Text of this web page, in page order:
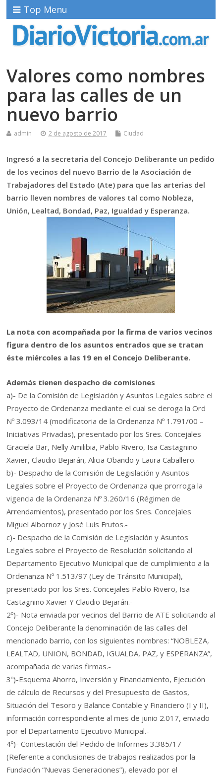
Top Menu
Valores como nombres
para las calles de un
nuevo barrio
admin 2 de agosto de 2017 Ciudad
Ingresó a la secretaria del Concejo Deliberante un pedido
de los vecinos del nuevo Barrio de la Asociación de
Trabajadores del Estado (Ate) para que las arterias del
barrio lleven nombres de valores tal como Nobleza,
Unión, Lealtad, Bondad, Paz, Igualdad y Esperanza.
La nota con acompañada por la firma de varios vecinos
figura dentro de los asuntos entrados que se tratan
éste miércoles a las 19 en el Concejo Deliberante.
Además tienen despacho de comisiones
a)- De la Comisión de Legislación y Asuntos Legales sobre el
Proyecto de Ordenanza mediante el cual se deroga la Ord
Nº 3.093/14 (modificatoria de la Ordenanza Nº 1.791/00 –
Iniciativas Privadas), presentado por los Sres. Concejales
Graciela Bar, Nelly Amilibia, Pablo Rivero, Isa Castagnino
Xavier, Claudio Bejarán, Alicia Obando y Laura Caballero.-
b)- Despacho de la Comisión de Legislación y Asuntos
Legales sobre el Proyecto de Ordenanza que prorroga la
vigencia de la Ordenanza Nº 3.260/16 (Régimen de
Arrendamientos), presentado por los Sres. Concejales
Miguel Albornoz y José Luis Frutos.-
c)- Despacho de la Comisión de Legislación y Asuntos
Legales sobre el Proyecto de Resolución solicitando al
Departamento Ejecutivo Municipal que de cumplimiento a la
Ordenanza Nº 1.513/97 (Ley de Tránsito Municipal),
presentado por los Sres. Concejales Pablo Rivero, Isa
Castagnino Xavier Y Claudio Bejarán.-
2º)- Nota enviada por vecinos del Barrio de ATE solicitando al
Concejo Deliberante la denominación de las calles del
mencionado barrio, con los siguientes nombres: “NOBLEZA,
LEALTAD, UNION, BONDAD, IGUALDA, PAZ, y ESPERANZA”,
acompañada de varias firmas.-
3º)-Esquema Ahorro, Inversión y Financiamiento, Ejecución
de cálculo de Recursos y del Presupuesto de Gastos,
Situación del Tesoro y Balance Contable y Financiero (I y II),
información correspondiente al mes de junio 2.017, enviado
por el Departamento Ejecutivo Municipal.-
4º)- Contestación del Pedido de Informes 3.385/17
(Referente a conclusiones de trabajos realizados por la
Fundación “Nuevas Generaciones”), elevado por el